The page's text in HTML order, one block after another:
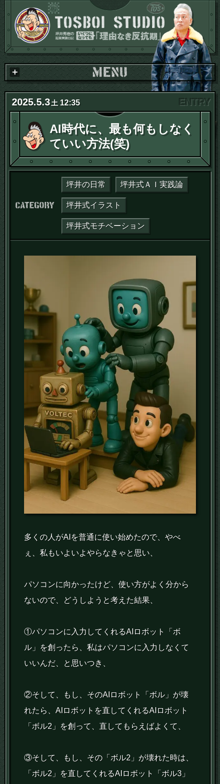
2025.5.3土 12:35
AI時代に、最も何もしなく
ていい方法(笑)
カテゴリー：
坪井の日常 坪井式ＡＩ実践論
坪井式イラスト
坪井式モチベーション
多くの人がAIを普通に使い始めたので、やべ
ぇ、私もいよいよやらなきゃと思い、
パソコンに向かったけど、使い方がよく分から
ないので、どうしようと考えた結果、
①パソコンに入力してくれるAIロボット「ボ
ル」を創ったら、私はパソコンに入力しなくて
いいんだ、と思いつき、
②そして、もし、そのAIロボット「ボル」が壊
れたら、AIロボットを直してくれるAIロボット
「ボル2」を創って、直してもらえばよくて、
③そして、もし、その「ボル2」が壊れた時は、
「ボル2」を直してくれるAIロボット「ボル3」